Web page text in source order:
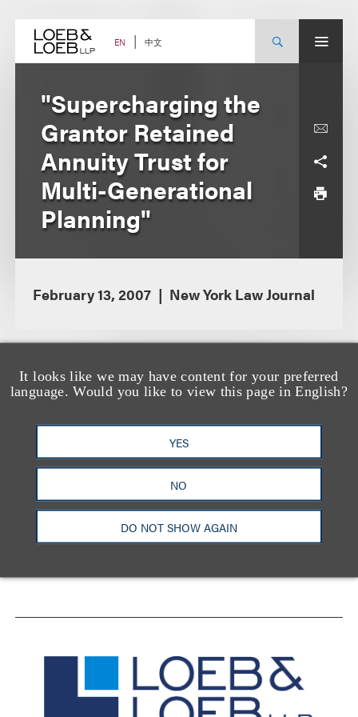
content EN 中文
It looks like we may have content for your preferred
language. Would you like to view this page in English?
YES
NO
DO NOT SHOW AGAIN
"Supercharging the
Grantor Retained
Annuity Trust for
Multi-Generational
Planning"
February 13, 2007 New York Law Journal
芝加哥
华盛顿特区
旧金山 泰森斯
代表处
LinkedIn
Facebook X
YouTube